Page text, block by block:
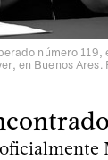
número 119,
en Buenos Ares.